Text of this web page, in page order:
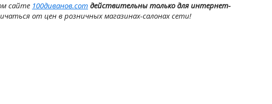
сайте 100диванов.com действительны только для интернет-
от цен в розничных магазинах-салонах сети!